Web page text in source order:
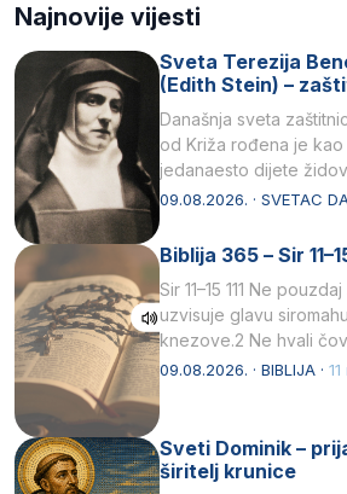
Najnovije vijesti
Sveta Terezija
(Edith Stein) –
Današnja sveta
od Križa rođena je kao
jedanaesto dijete
listopada 1891, u
09.08.2026. · SVETAC
Biblija 365 – Sir
Sir 11–15 111 Ne
uzvisuje glavu
knezove.2 Ne hvali
njegovui…
09.08.2026. · BIBLIJA ·
Sveti Dominik –
širitelj krunice